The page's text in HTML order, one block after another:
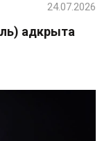
адкрыта
24.07.2026